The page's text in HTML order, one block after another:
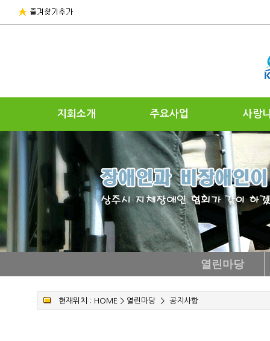
지회소개 주요사업 사랑
열린마당
현재위치 : HOME > 열린마당> 공지사항